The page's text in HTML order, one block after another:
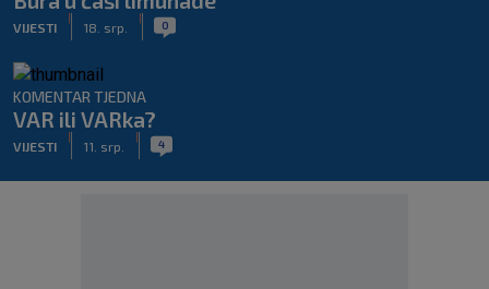
VIJESTI 18. srp. 0
KOMENTAR TJEDNA
VAR ili VARka?
VIJESTI 11. srp. 4